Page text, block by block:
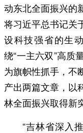
动东北全面振兴的
将习近平总书记关
设科技强省的生
绕“一主六双”高质
为旗帜性抓手，不
产出两篇文章，以
林全面振兴取得新
“吉林省深入